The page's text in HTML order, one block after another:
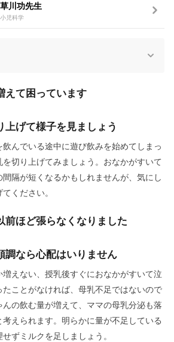
草川功先生
小児科学
えて困っています
上げて様子を見ましょう
んでいる途中に遊び飲みを始めてしまっ
を切り上げてみましょう。おなかがすいて
間隔が短くなるかもしれませんが、気にし
ください。
前ほど張らなくなりました
調なら心配はいりません
増えない、授乳後すぐにおなかがすいて泣
たことがなければ、母乳不足ではないので
んの飲む量が増えて、ママの母乳分泌も落
考えられます。明らかに量が不足している
ずミルクを足しましょう。